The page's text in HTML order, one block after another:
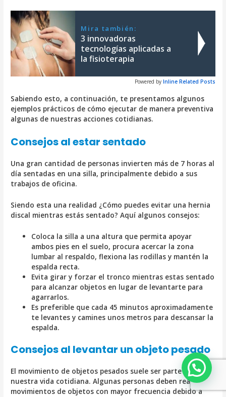
Mira también:
3 innovadoras
tecnologías aplicadas a
la fisioterapia
Powered by Inline Related Posts
Sabiendo esto, a continuación, te presentamos algunos
ejemplos prácticos de cómo ejecutar de manera preventiva
algunas de nuestras acciones cotidianas.
Consejos al estar sentado
Una gran cantidad de personas invierten más de 7 horas al
día sentadas en una silla, principalmente debido a sus
trabajos de oficina.
Siendo esta una realidad ¿Cómo puedes evitar una hernia
discal mientras estás sentado? Aquí algunos consejos:
Coloca la silla a una altura que permita apoyar
ambos pies en el suelo, procura acercar la zona
lumbar al respaldo, flexiona las rodillas y mantén la
espalda recta.
Evita girar y forzar el tronco mientras estas sentado
para alcanzar objetos en lugar de levantarte para
agarrarlos.
Es preferible que cada 45 minutos aproximadamente
te levantes y camines unos metros para descansar la
espalda.
Consejos al levantar un objeto pesado
El movimiento de objetos pesados suele ser parte de
nuestra vida cotidiana. Algunas personas deben realizar
movimientos de objetos con mayor frecuencia debido a